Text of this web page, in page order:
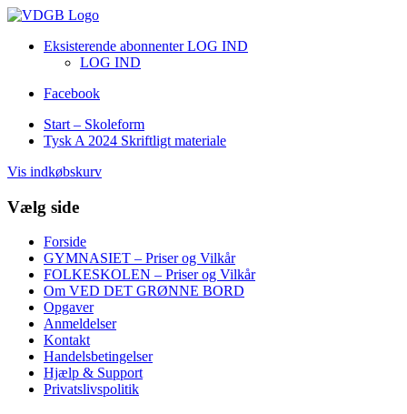
Eksisterende abonnenter LOG IND
LOG IND
Facebook
Start – Skoleform
Tysk A 2024 Skriftligt materiale
Vis indkøbskurv
Vælg side
Forside
GYMNASIET – Priser og Vilkår
FOLKESKOLEN – Priser og Vilkår
Om VED DET GRØNNE BORD
Opgaver
Anmeldelser
Kontakt
Handelsbetingelser
Hjælp & Support
Privatslivspolitik